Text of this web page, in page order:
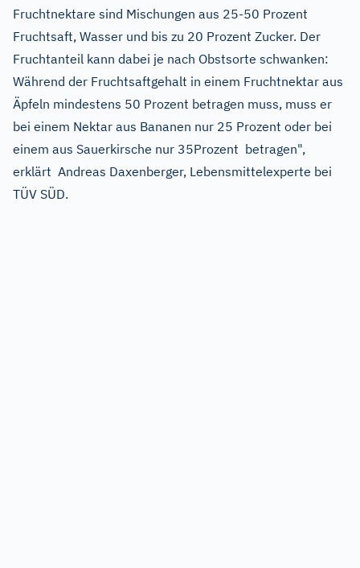
Fruchtnektare sind Mischungen aus 25-50 Prozent
Fruchtsaft, Wasser und bis zu 20 Prozent Zucker. Der
Fruchtanteil kann dabei je nach Obstsorte schwanken:
Während der Fruchtsaftgehalt in einem Fruchtnektar aus
Äpfeln mindestens 50 Prozent betragen muss, muss er
bei einem Nektar aus Bananen nur 25 Prozent oder bei
einem aus Sauerkirsche nur 35Prozent betragen",
erklärt Andreas Daxenberger, Lebensmittelexperte bei
TÜV SÜD.